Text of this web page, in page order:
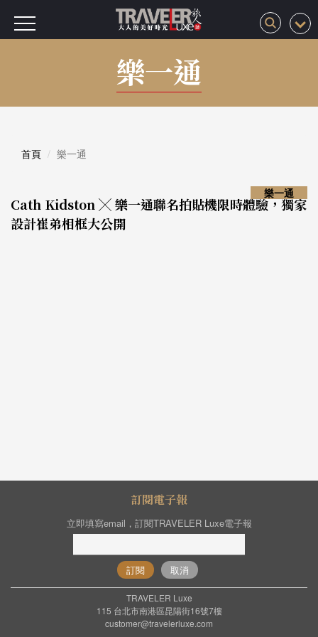
樂一通
首頁 樂一通
Cath Kidston ╳ 樂一通聯名拍貼機限時體驗，獨家
設計崔弟相框大公開
樂一通
訂閱電子報
立即填寫email，訂閱TRAVELER Luxe電子報
訂閱 取消
TRAVELER Luxe
115 台北市南港區昆陽街16號7樓
customer@travelerluxe.com